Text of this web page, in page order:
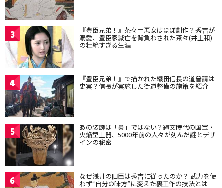
3 『豊臣兄弟！』茶々＝悪女はほぼ創作？秀吉が
溺愛、豊臣家滅亡を背負わされた茶々(井上和)
の壮絶すぎる生涯
4 『豊臣兄弟！』で描かれた織田信長の道普請は
史実？信長が実施した街道整備の施策を紹介
5 あの装飾は「炎」ではない？縄文時代の国宝・
火焔型土器、5000年前の人々が刻んだ謎とデザ
インの秘密
6 なぜ浅井の旧臣は秀吉に従ったのか？ 武力を使
わず“自分の味方”に変えた裏工作の技法とは